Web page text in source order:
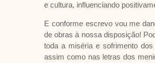
e cultura, influenciando
E conforme escrevo vou me
de obras à nossa disposição!
toda a miséria e sofrimento
assim como nas letras dos